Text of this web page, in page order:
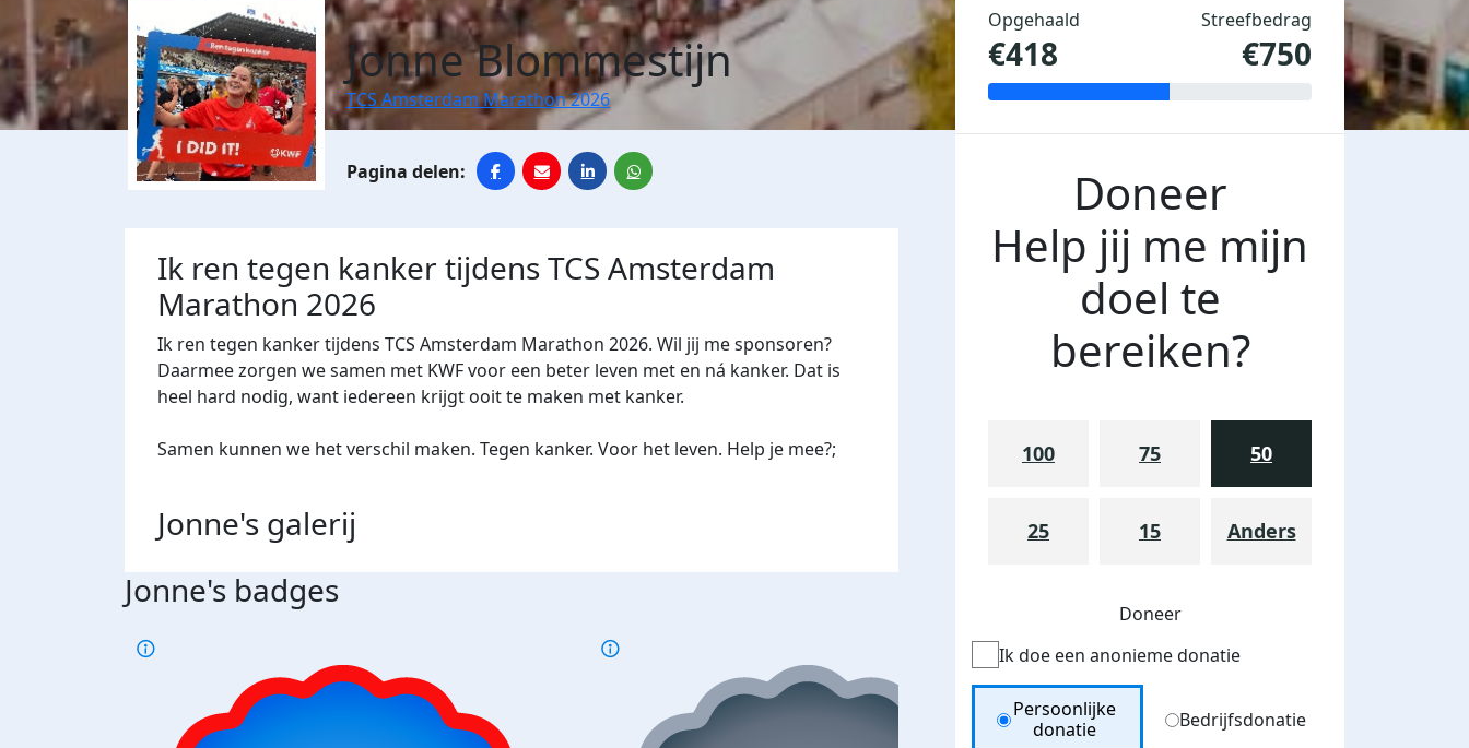
Jonne Blommestijn
TCS Amsterdam Marathon 2026
Ik ren tegen kanker tijdens TCS Amsterdam
Marathon 2026
Ik ren tegen kanker tijdens TCS Amsterdam Marathon 2026. Wil jij me sponsoren?
Daarmee zorgen we samen met KWF voor een beter leven met en ná kanker. Dat is
heel hard nodig, want iedereen krijgt ooit te maken met kanker.
Samen kunnen we het verschil maken. Tegen kanker. Voor het leven. Help je mee?;
Jonne's galerij
Jonne's badges
Opgehaald
€418
Streefbedrag
€750
Doneer
Help jij me mijn
doel te
bereiken?
100 75 50
25 15 Anders
Doneer
Ik doe een anonieme donatie
Donation Type
Persoonlijke
donatie
Bedrijfsdonatie